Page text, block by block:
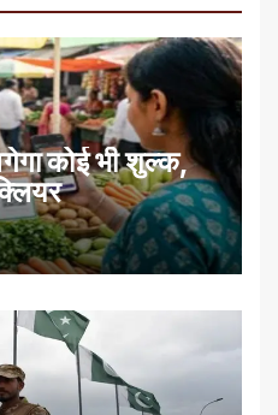
कोई भी शुल्क,